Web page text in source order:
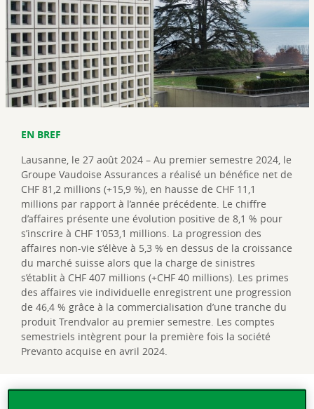
EN BREF
Lausanne, le 27 août 2024 – Au premier semestre 2024, le
Groupe Vaudoise Assurances a réalisé un bénéfice net de
CHF 81,2 millions (+15,9 %), en hausse de CHF 11,1
millions par rapport à l’année précédente. Le chiffre
d’affaires présente une évolution positive de 8,1 % pour
s’inscrire à CHF 1’053,1 millions. La progression des
affaires non-vie s’élève à 5,3 % en dessus de la croissance
du marché suisse alors que la charge de sinistres
s’établit à CHF 407 millions (+CHF 40 millions). Les primes
des affaires vie individuelle enregistrent une progression
de 46,4 % grâce à la commercialisation d’une tranche du
produit Trendvalor au premier semestre. Les comptes
semestriels intègrent pour la première fois la société
Prevanto acquise en avril 2024.